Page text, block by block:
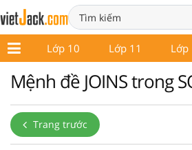
9 Lớp 10 Lớp 11 Lớp
Mệnh đề JOINS trong
Trang trước